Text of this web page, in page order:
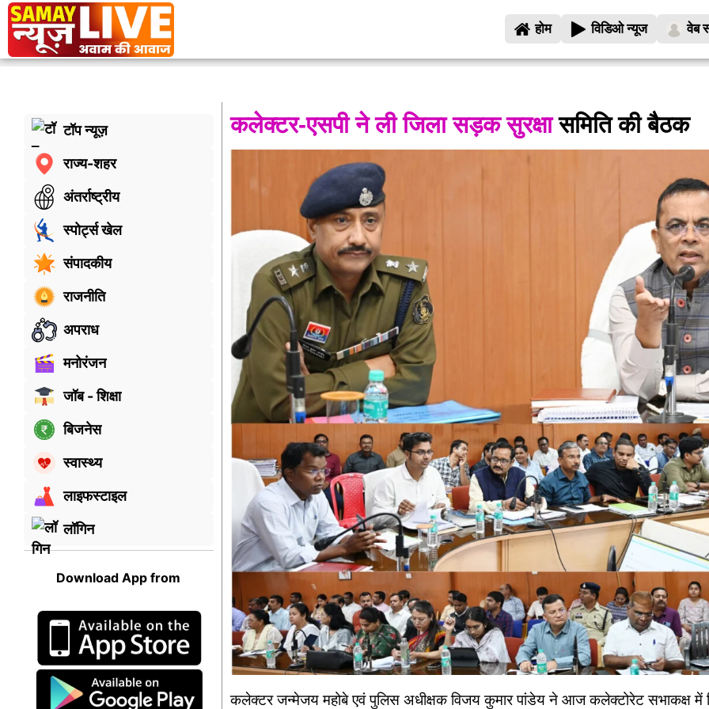
होम विडिओ न्यूज वेब
टॉप न्यूज़
राज्य-शहर
अंतर्राष्ट्रीय
स्पोर्ट्स खेल
संपादकीय
राजनीति
अपराध
मनोरंजन
जॉब - शिक्षा
बिजनेस
स्वास्थ्य
लाइफस्टाइल
लॉगिन
Download App from
कलेक्टर-एसपी ने ली जिला सड़क सुरक्षासमिति की बैठक
कलेक्टर जन्मेजय महोबे एवं पुलिस अधीक्षक विजय कुमार पांडेय ने आज कलेक्टोरेट सभाकक्ष में